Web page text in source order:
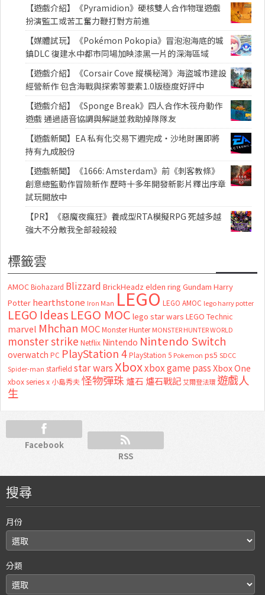
【遊戲介紹】《Pyramidion》硬核雙人合作物理遊戲
扮演監工或苦工奮力鞭打對方前進
【媒體試玩】《Pokémon Pokopia》冒泡泡海底的城
鎮DLC 復建水中都市同場加映漆黑一片的深海區域
【遊戲介紹】《Corsair Cove 縱橫秘灣》海盜城市建設
經營新作 包含海戰與探索等要素1.0版極度好評中
【遊戲介紹】《Sponge Break》四人合作木筏舟動作
遊戲 通過語音協調與解謎並救助掉隊隊友
【遊戲新聞】EA 私有化交易下週完成・沙地財團即將
持有九成股份
【遊戲新聞】《1666: Amsterdam》前《刺客教條》
創意總監動作冒險新作 歷時十多年開發新影片釋出序章
試玩開放中
【PR】《惡魔夜瘋狂》養成型RTA模擬RPG 死越多越
強大不分敵我全部殺殺殺
標籤雲
AMOC Biohazard Blizzard BrickHeadz elden ring Gundam Harry
Potter hearthstone Iron Man LEGO LEGO AMOC lego harry potter
LEGO Ideas LEGO MOC lego star wars LEGO Technic
marvel Mhchan MOC Monster Hunter MONSTER HUNTER WORLD
monster strike Netflix Nintendo Nintendo Switch
overwatch PC PlayStation 4 PlayStation 5 Pokemon ps5 SDCC
Spider-man starfield star warsXboxxbox game passXbox One
xbox series x 小島秀夫怪物彈珠 爐石 爐石戰記艾爾登法環 遊戲人
生
Facebook
RSS
搜尋
月份
分類